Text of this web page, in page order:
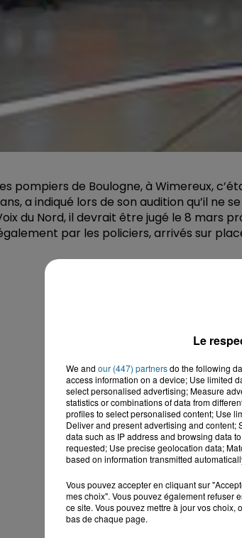
pompiers de Boulogne, à Wimereux,
a indiqué lors de son audition qu’il ne
du Nord, il devrait être jugé le 8 mars
par les policiers, arrivés sur
Le
We and our (447) partnersdo the following
access information on a device; Use limited
select personalised advertising; Measure
statistics or combinations of data from
profiles to select personalised content; Use
Deliver and present advertising and
data such as IP address and browsing data
requested; Use precise geolocation data;
based on information transmitted
Vous pouvez accepter en cliquant sur
mes choix". Vous pouvez également refuser
ce site. Vous pouvez mettre à jour vos
bas de chaque page.